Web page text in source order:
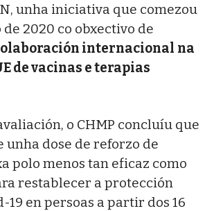
unha iniciativa que comezou
2020 co obxectivo de
internacional na
de vacinas e terapias
o CHMP concluíu que
unha dose de reforzo de
polo menos tan eficaz como
restablecer a protección
19 en persoas a partir dos 16